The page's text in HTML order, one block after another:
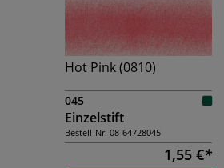
Hot Pink (0810)
045
Einzelstift
Bestell-Nr. 08-64728045
1,55 €